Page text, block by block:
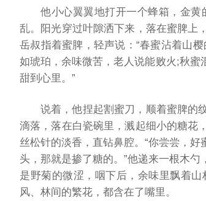
他小心翼翼地打开一个蜂箱，金
乱。阳光穿过叶隙洒下来，落在蜜脾上
岳叔指着蜜脾，轻声说：“春蜜沾着山
如琥珀，余味微苦，老人说能败火;秋蜜
甜到心里。”
说着，他捏起割蜜刀，顺着蜜脾的
滴落，落在白瓷碗里，溅起细小的糖花
丝松针的淡香，直钻鼻腔。“你尝尝，
头，那就是掺了糖的。”他递来一根木
是野菊的微涩，咽下后，余味里飘着
风、林间的繁花，都含在了嘴里。